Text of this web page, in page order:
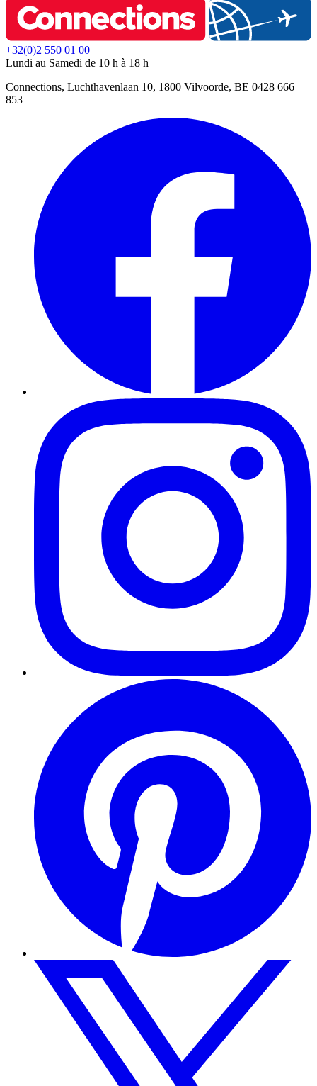
+32(0)2 550 01 00
Lundi au Samedi de 10 h à 18 h
Connections, Luchthavenlaan 10, 1800 Vilvoorde, BE 0428 666
853